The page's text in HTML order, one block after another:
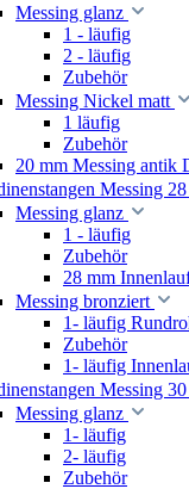
Messing glanz
1 - läufig
2 - läufig
Zubehör
Messing Nickel matt
1 läufig
Zubehör
20 mm Messing antik
Messing
Messing glanz
1 - läufig
Zubehör
28 mm
Messing bronziert
1- läufig
Zubehör
1- läufig
Messing
Messing glanz
1- läufig
2- läufig
Zubehör